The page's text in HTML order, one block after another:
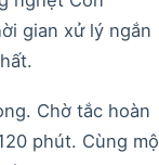
gian xử lý ngắn
Chờ tắc hoàn
phút. Cùng